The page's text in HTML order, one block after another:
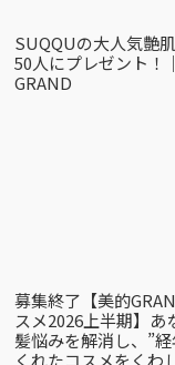
SUQQUの大人気艶
50人にプレゼント！
GRAND
募集終了【美的
スメ2026上半期】あ
髪悩みを解消し、”
くれたコスメをくわ